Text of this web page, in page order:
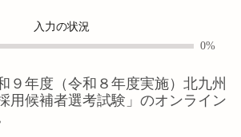
入力の状況
0%
９年度（令和８年度実施）北九州
用候補者選考試験 」のオンライン